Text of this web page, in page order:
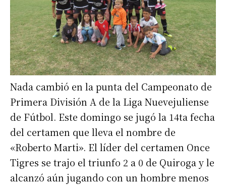
Nada cambió en la punta del Campeonato de
Primera División A de la Liga Nuevejuliense
de Fútbol. Este domingo se jugó la 14ta fecha
del certamen que lleva el nombre de
«Roberto Marti». El líder del certamen Once
Tigres se trajo el triunfo 2 a 0 de Quiroga y le
alcanzó aún jugando con un hombre menos